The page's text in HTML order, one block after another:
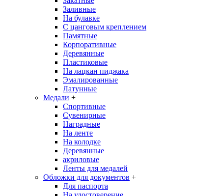
Заливные
На булавке
С цанговым креплением
Памятные
Корпоративные
Деревянные
Пластиковые
На лацкан пиджака
Эмалированные
Латунные
Медали +
Спортивные
Сувенирные
Наградные
На ленте
На колодке
Деревянные
акриловые
Ленты для медалей
Обложки для документов +
Для паспорта